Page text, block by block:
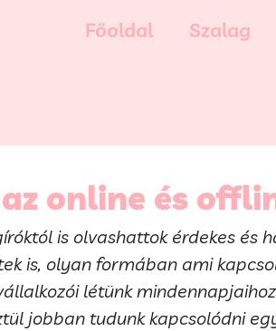
Főoldal Szalag
online és
is olvashattok érdekes és
is, olyan formában ami
létünk
jobban tudunk kapcsolódni